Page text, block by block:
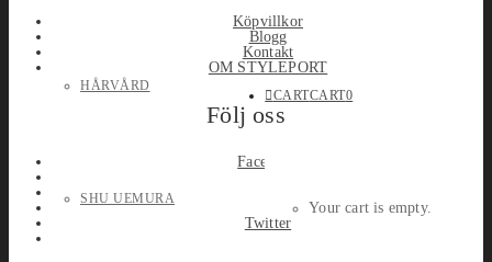
HÅRVÅRD
SHU UEMURA
CARTCART0
Your cart is empty.
Köpvillkor
Blogg
Kontakt
OM STYLEPORT
Följ oss
Facebook
Twitter